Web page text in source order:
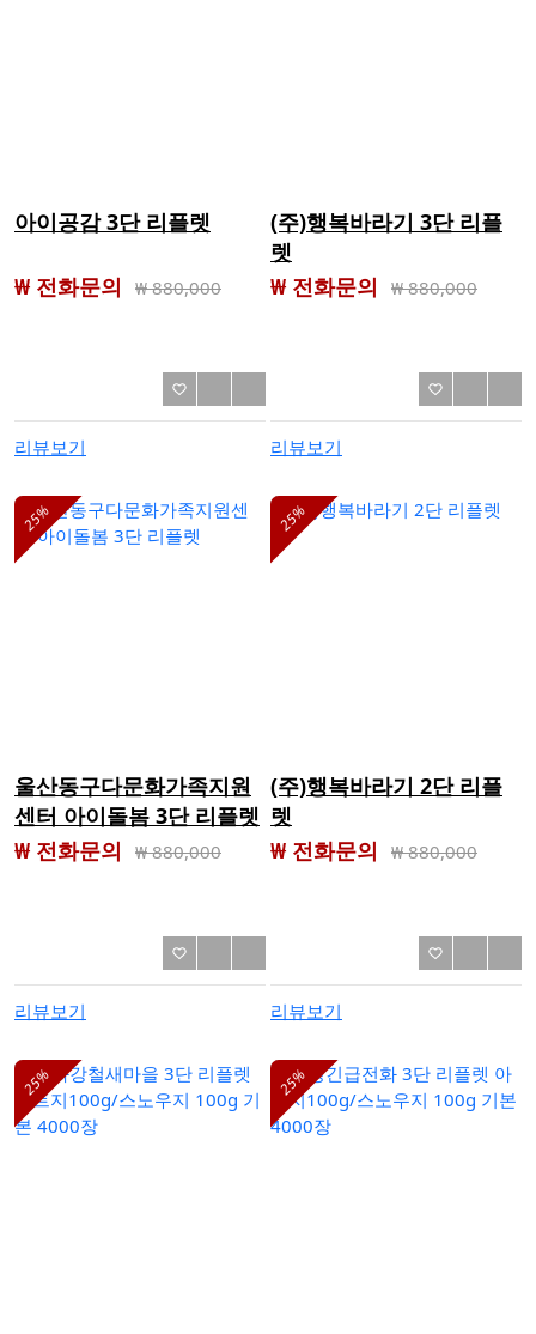
아이공감 3단 리플렛
₩ 전화문의 ₩880,000
리뷰보기
(주)행복바라기 3단 리플
렛
₩ 전화문의
₩880,000
리뷰보기
25%
울산동구다문화가족지원
센터 아이돌봄 3단 리플렛
₩ 전화문의
₩880,000
리뷰보기
25%
(주)행복바라기 2단 리플
렛
₩ 전화문의
₩880,000
리뷰보기
25% 25%